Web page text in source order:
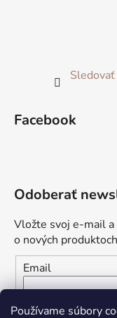
Používame súbory
Facebook
Odoberať
Vložte svoj e-mail
o nových
Email
Vložením e-mailu